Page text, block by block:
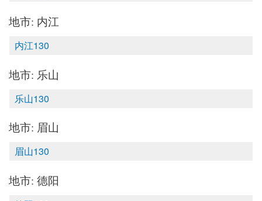
地市: 内江
内江130
地市: 乐山
乐山130
地市: 眉山
眉山130
地市: 德阳